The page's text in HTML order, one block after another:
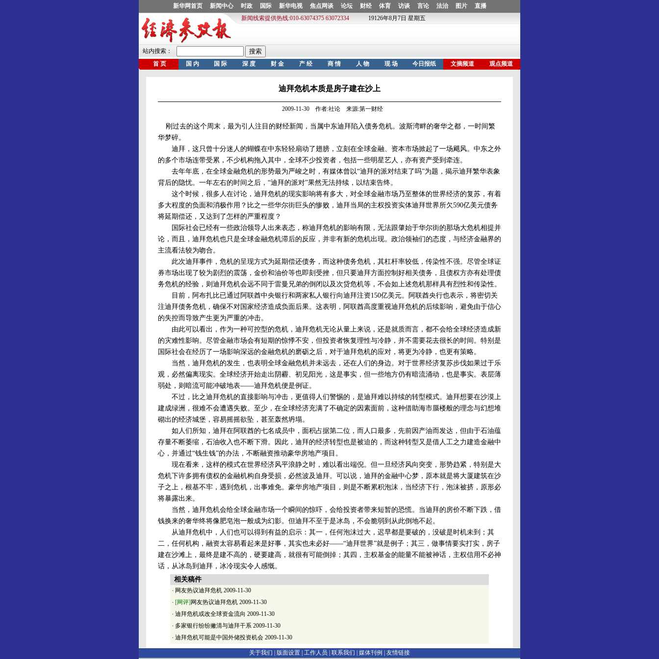
迪拜危机本质是房子建在沙上
2009-11-30 作者:社论 来源:第一财经
刚过去的这个周末，最为引人注目的财经新闻，当属中东迪拜陷入债务危机。波斯湾畔的奢华之都，一时间繁
华梦碎。
迪拜，这只曾十分迷人的蝴蝶在中东轻轻扇动了翅膀，立刻在全球金融、资本市场掀起了一场飓风。中东之外
的多个市场连带受累，不少机构拖入其中，全球不少投资者，包括一些明星艺人，亦有资产受到牵连。
去年年底，在全球金融危机的形势最为严峻之时，有媒体曾以“迪拜的派对结束了吗”为题，揭示迪拜繁华表象
背后的隐忧。一年左右的时间之后，“迪拜的派对”果然无法持续，以结束告终。
这个时候，很多人在讨论，迪拜危机的现实影响将有多大，对全球金融市场乃至整体的世界经济的复苏，有着
多大程度的负面和消极作用？比之一些华尔街巨头的惨败，迪拜当局的主权投资实体迪拜世界所欠590亿美元债务
将延期偿还，又达到了怎样的严重程度？
国际社会已经有一些政治领导人出来表态，称迪拜危机的影响有限，无法跟肇始于华尔街的那场大危机相提并
论，而且，迪拜危机也只是全球金融危机滞后的反应，并非有新的危机出现。政治领袖们的态度，与经济金融界的
主流看法较为吻合。
此次迪拜事件，危机的呈现方式为延期偿还债务，而这种债务危机，其杠杆率较低，传染性不强。尽管全球证
券市场出现了较为剧烈的震荡，金价和油价等也即刻受挫，但只要迪拜方面控制好相关债务，且债权方亦有处理债
务危机的经验，则迪拜危机会远不同于雷曼兄弟的倒闭以及次贷危机等，不会如上述危机那样具有烈性和传染性。
目前，阿布扎比已通过阿联酋中央银行和两家私人银行向迪拜注资150亿美元。阿联酋央行也表示，将密切关
注迪拜债务危机，确保不对国家经济造成负面后果。这表明，阿联酋高度重视迪拜危机的后续影响，避免由于信心
的失控而导致产生更为严重的冲击。
由此可以看出，作为一种可控型的危机，迪拜危机无论从量上来说，还是就质而言，都不会给全球经济造成新
的灾难性影响。尽管金融市场会有短期的惊悸不安，但投资者恢复理性与冷静，并不需要花去很长的时间。特别是
国际社会在经历了一场影响深远的金融危机的磨砺之后，对于迪拜危机的应对，将更为冷静，也更有策略。
当然，迪拜危机的发生，也表明全球金融危机并未远去，还在人们的身边。对于世界经济复苏步伐如果过于乐
观，必然偏离现实。全球经济开始走出阴霾、初见阳光，这是事实，但一些地方仍有暗流涌动，也是事实。表层薄
弱处，则暗流可能冲破地表——迪拜危机便是例证。
不过，比之迪拜危机的直接影响与冲击，更值得人们警惕的，是迪拜难以持续的转型模式。迪拜想要在沙漠上
建成绿洲，很难不会遭遇失败。至少，在全球经济充满了不确定的因素面前，这种借助海市蜃楼般的理念与幻想堆
砌出的经济城堡，容易摇摇欲坠，甚至轰然坍塌。
如人们所知，迪拜在阿联酋的七名成员中，面积占据第二位，而人口最多，先前因产油而发达，但由于石油蕴
存量不断萎缩，石油收入也不断下滑。因此，迪拜的经济转型也是被迫的，而这种转型又是借人工之力建造金融中
心，并通过“钱生钱”的办法，不断融资推动豪华房地产项目。
现在看来，这样的模式在世界经济风平浪静之时，难以看出端倪。但一旦经济风向突变，形势趋紧，特别是大
危机下许多拥有债权的金融机构自身受损，必然波及迪拜。可以说，迪拜的金融中心梦，原本就是将大厦建筑在沙
子之上，根基不牢，遇到危机，出事难免。豪华房地产项目，则是不断累积泡沫，当经济下行，泡沫被挤，原形必
将暴露出来。
当然，迪拜危机会给全球金融市场一个瞬间的惊吓，会给投资者带来短暂的恐慌。当迪拜的房价不断下跌，借
钱换来的奢华终将像肥皂泡一般成为幻影。但迪拜不至于是冰岛，不会脆弱到从此倒地不起。
从迪拜危机中，人们也可以得到有益的启示：其一，任何泡沫过大，迟早都是要破的，没破是时机未到；其
二，任何机构，融资太容易看起来是好事，其实也未必好——“迪拜世界”就是例子；其三，做事情要实打实，房子
建在沙滩上，最终是建不高的，硬要建高，就很有可能倒掉；其四，主权基金的能量不能被神话，主权信用不必神
话，从冰岛到迪拜，冰冷现实令人感慨。
相关稿件
· 网友热议迪拜危机 2009-11-30
· [网评] 网友热议迪拜危机 2009-11-30
· 迪拜危机或改全球资金流向 2009-11-30
· 多家银行纷纷撇清与迪拜干系 2009-11-30
· 迪拜危机可能是中国外储投资机会 2009-11-30
关于我们 | 版面设置 工作人员 联系我们 媒体刊例 友情链接